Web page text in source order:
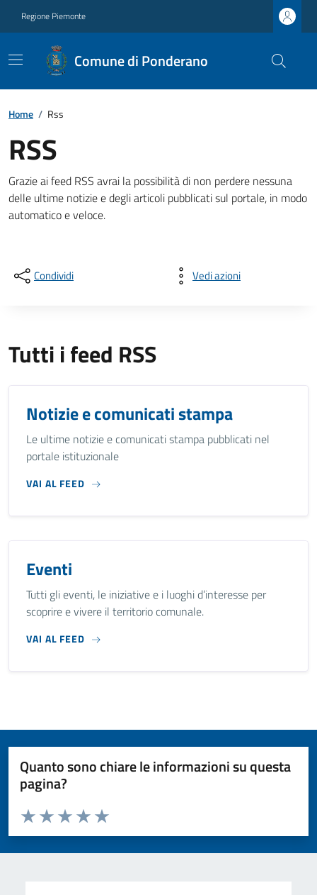
Regione Piemonte
Comune di Ponderano
Home / Rss
RSS
Grazie ai feed RSS avrai la possibilità di non perdere nessuna
delle ultime notizie e degli articoli pubblicati sul portale, in modo
automatico e veloce.
Condividi Vedi azioni
Tutti i feed RSS
Notizie e comunicati stampa
Le ultime notizie e comunicati stampa pubblicati nel
portale istituzionale
VAI AL FEED
Eventi
Tutti gli eventi, le iniziative e i luoghi d’interesse per
scoprire e vivere il territorio comunale.
VAI AL FEED
Quanto sono chiare le informazioni su questa
pagina?
Valuta da 1 a 5 stelle la pagina
Valuta 5 stelle su 5
Valuta 4 stelle su 5
Valuta 3 stelle su 5
Valuta 2 stelle su 5
Valuta 1 stelle su 5